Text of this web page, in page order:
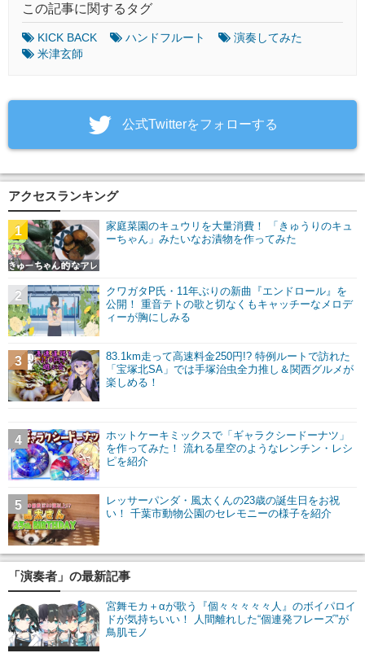
この記事に関するタグ
KICK BACK ハンドフルート
演奏してみた
米津玄師
‎公式Twitterをフォローする
アクセスランキング
家庭菜園のキュウリを大量消費！ 「きゅうりのキュ
ーちゃん」みたいなお漬物を作ってみた
1
クワガタP氏・11年ぶりの新曲『エンドロール』を
公開！ 重音テトの歌と切なくもキャッチーなメロデ
ィーが胸にしみる
2
83.1km走って高速料金250円!? 特例ルートで訪れた
「宝塚北SA」では手塚治虫全力推し＆関西グルメが
楽しめる！
3
ホットケーキミックスで「ギャラクシードーナツ」
を作ってみた！ 流れる星空のようなレンチン・レシ
ピを紹介
4
レッサーパンダ・風太くんの23歳の誕生日をお祝
い！ 千葉市動物公園のセレモニーの様子を紹介
5
「演奏者」の最新記事
宮舞モカ＋αが歌う『個々々々々々人』のボイパロイ
ドが気持ちいい！ 人間離れした“個連発フレーズ”が
鳥肌モノ